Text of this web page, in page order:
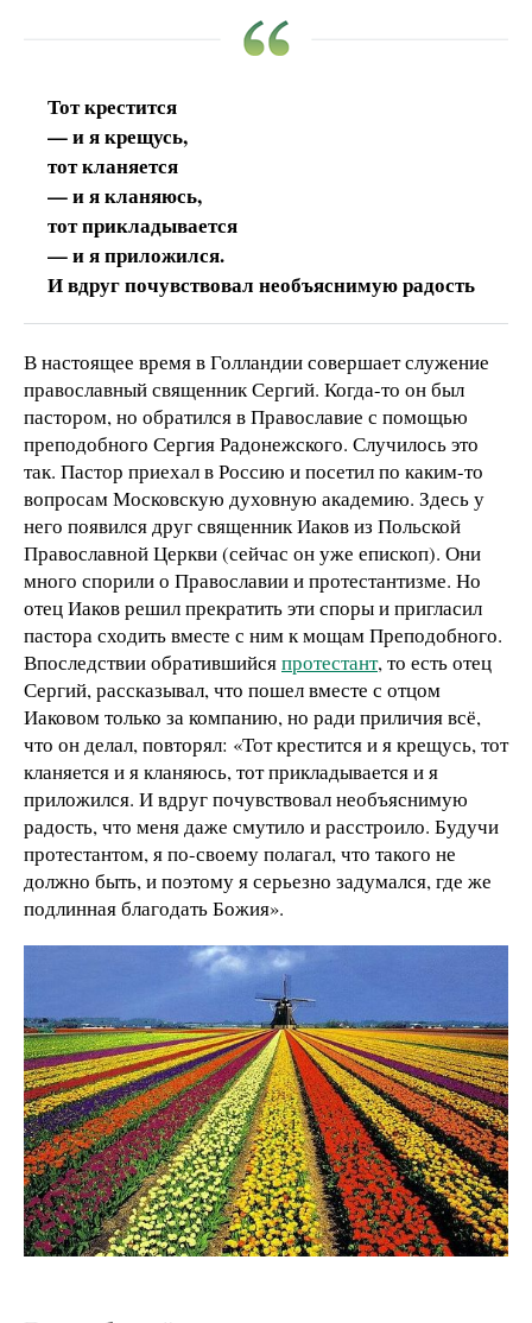
Тот крестится
— и я крещусь,
тот кланяется
— и я кланяюсь,
тот прикладывается
— и я приложился.
И вдруг почувствовал необъяснимую радость
В настоящее время в Голландии совершает служение
православный священник Сергий. Когда-то он был
пастором, но обратился в Православие с помощью
преподобного Сергия Радонежского. Случилось это
так. Пастор приехал в Россию и посетил по каким-то
вопросам Московскую духовную академию. Здесь у
него появился друг священник Иаков из Польской
Православной Церкви (сейчас он уже епископ). Они
много спорили о Православии и протестантизме. Но
отец Иаков решил прекратить эти споры и пригласил
пастора сходить вместе с ним к мощам Преподобного.
Впоследствии обратившийсяпротестант, то есть отец
Сергий, рассказывал, что пошел вместе с отцом
Иаковом только за компанию, но ради приличия всё,
что он делал, повторял: «Тот крестится и я крещусь, тот
кланяется и я кланяюсь, тот прикладывается и я
приложился. И вдруг почувствовал необъяснимую
радость, что меня даже смутило и расстроило. Будучи
протестантом, я по-своему полагал, что такого не
должно быть, и поэтому я серьезно задумался, где же
подлинная благодать Божия».